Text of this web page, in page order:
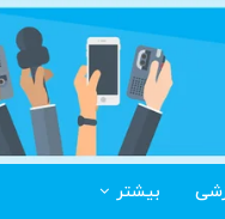
بیشتر